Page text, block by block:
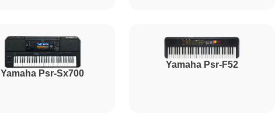
1500
Yamaha Psr-Sx700
Yamaha Psr-F52